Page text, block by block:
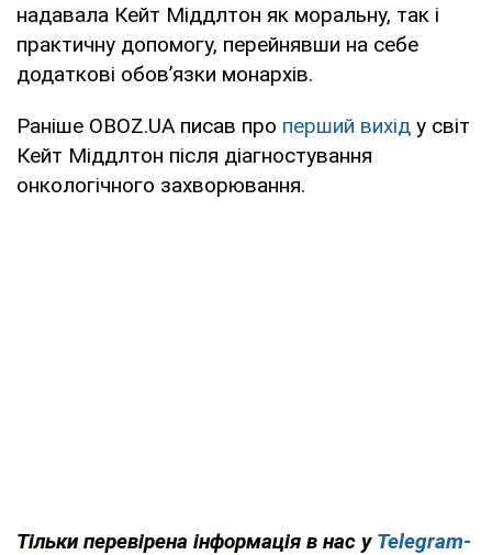
надавала Кейт Міддлтон як моральну, так і
практичну допомогу, перейнявши на себе
додаткові обов’язки монархів.
Раніше OBOZ.UA писав про перший вихід у світ
Кейт Міддлтон після діагностування
онкологічного захворювання.
Тільки перевірена інформація в нас у Telegram-